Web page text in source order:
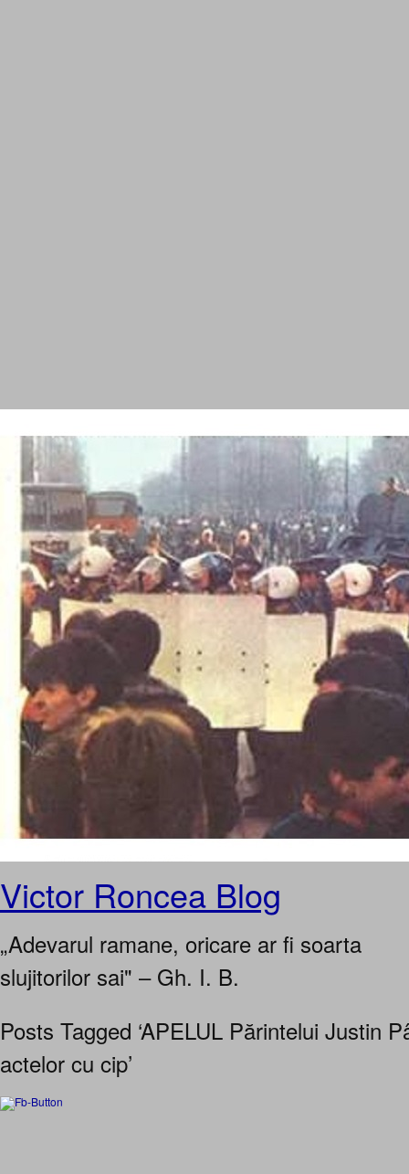
Victor Roncea Blog
„Adevarul ramane, oricare ar fi soarta
slujitorilor sai" – Gh. I. B.
Posts Tagged ‘APELUL Părintelui Justin
actelor cu cip’